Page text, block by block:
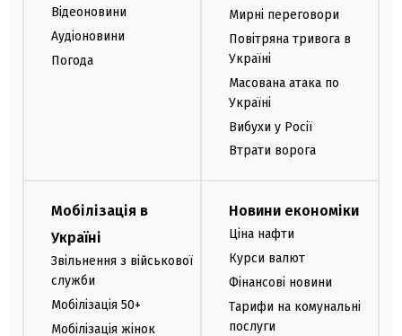
Відеоновини
Аудіоновини
Погода
Мирні переговори
Повітряна тривога в
Україні
Масована атака по
Україні
Вибухи у Росії
Втрати ворога
Мобілізація в
Україні
Звільнення з військової
служби
Мобілізація 50+
Мобілізація жінок
Новини економіки
Ціна нафти
Курси валют
Фінансові новини
Тарифи на комунальні
послуги